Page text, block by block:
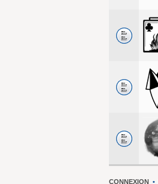
CONNEXION •